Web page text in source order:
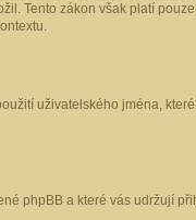
Tento zákon však platí
uživatelského jména,
phpBB a které vás udržují